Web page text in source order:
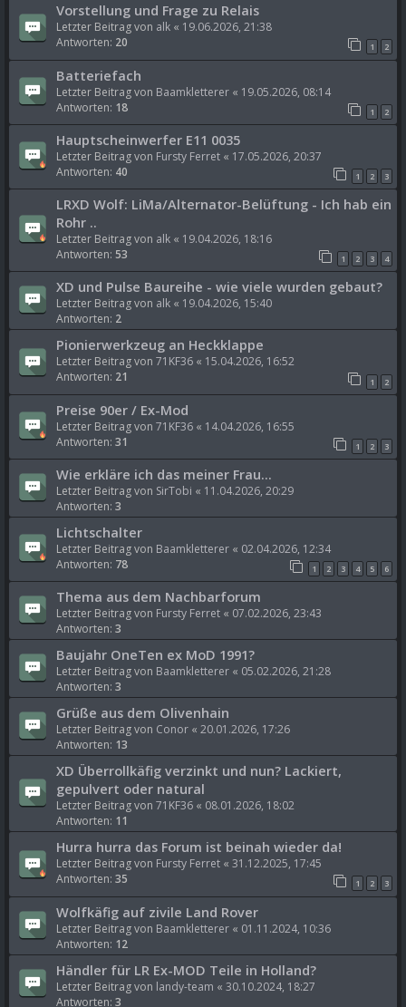
Vorstellung und Frage zu Relais
Letzter Beitrag von alk « 19.06.2026, 21:38
Antworten: 20 1 2
Batteriefach
Letzter Beitrag von Baamkletterer « 19.05.2026, 08:14
Antworten: 18 1 2
Hauptscheinwerfer E11 0035
Letzter Beitrag von Fursty Ferret « 17.05.2026, 20:37
Antworten: 40 1 2 3
LRXD Wolf: LiMa/Alternator-Belüftung - Ich hab ein
Rohr ..
Letzter Beitrag von alk « 19.04.2026, 18:16
Antworten: 53 1 2 3 4
XD und Pulse Baureihe - wie viele wurden gebaut?
Letzter Beitrag von alk « 19.04.2026, 15:40
Antworten: 2
Pionierwerkzeug an Heckklappe
Letzter Beitrag von 71KF36 « 15.04.2026, 16:52
Antworten: 21 1 2
Preise 90er / Ex-Mod
Letzter Beitrag von 71KF36 « 14.04.2026, 16:55
Antworten: 31 1 2 3
Wie erkläre ich das meiner Frau...
Letzter Beitrag von SirTobi « 11.04.2026, 20:29
Antworten: 3
Lichtschalter
Letzter Beitrag von Baamkletterer « 02.04.2026, 12:34
Antworten: 78 1 2 3 4 5 6
Thema aus dem Nachbarforum
Letzter Beitrag von Fursty Ferret « 07.02.2026, 23:43
Antworten: 3
Baujahr OneTen ex MoD 1991?
Letzter Beitrag von Baamkletterer « 05.02.2026, 21:28
Antworten: 3
Grüße aus dem Olivenhain
Letzter Beitrag von Conor « 20.01.2026, 17:26
Antworten: 13
XD Überrollkäfig verzinkt und nun? Lackiert,
gepulvert oder natural
Letzter Beitrag von 71KF36 « 08.01.2026, 18:02
Antworten: 11
Hurra hurra das Forum ist beinah wieder da!
Letzter Beitrag von Fursty Ferret « 31.12.2025, 17:45
Antworten: 35 1 2 3
Wolfkäfig auf zivile Land Rover
Letzter Beitrag von Baamkletterer « 01.11.2024, 10:36
Antworten: 12
Händler für LR Ex-MOD Teile in Holland?
Letzter Beitrag von landy-team « 30.10.2024, 18:27
Antworten: 3